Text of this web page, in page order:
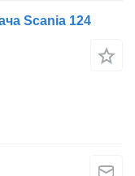
Scania 124